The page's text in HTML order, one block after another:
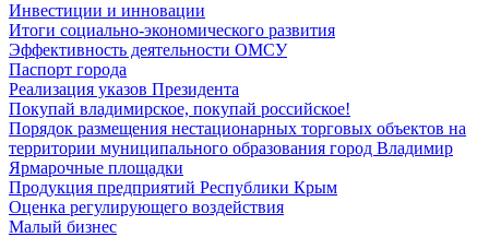
Инвестиции и инновации
Итоги социально-экономического развития
Эффективность деятельности ОМСУ
Паспорт города
Реализация указов Президента
Покупай владимирское, покупай российское!
Порядок размещения нестационарных торговых объектов на
территории муниципального образования город Владимир
Ярмарочные площадки
Продукция предприятий Республики Крым
Оценка регулирующего воздействия
Малый бизнес